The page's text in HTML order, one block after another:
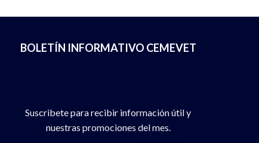
BOLETÍN INFORMATIVO CEMEVET
Suscribete para recibir información útil y
nuestras promociones del mes.